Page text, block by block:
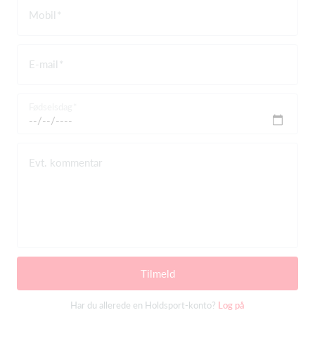
Mobil
E-mail
Evt. kommentar
Tilmeld
Har du allerede en Holdsport-konto? Log på